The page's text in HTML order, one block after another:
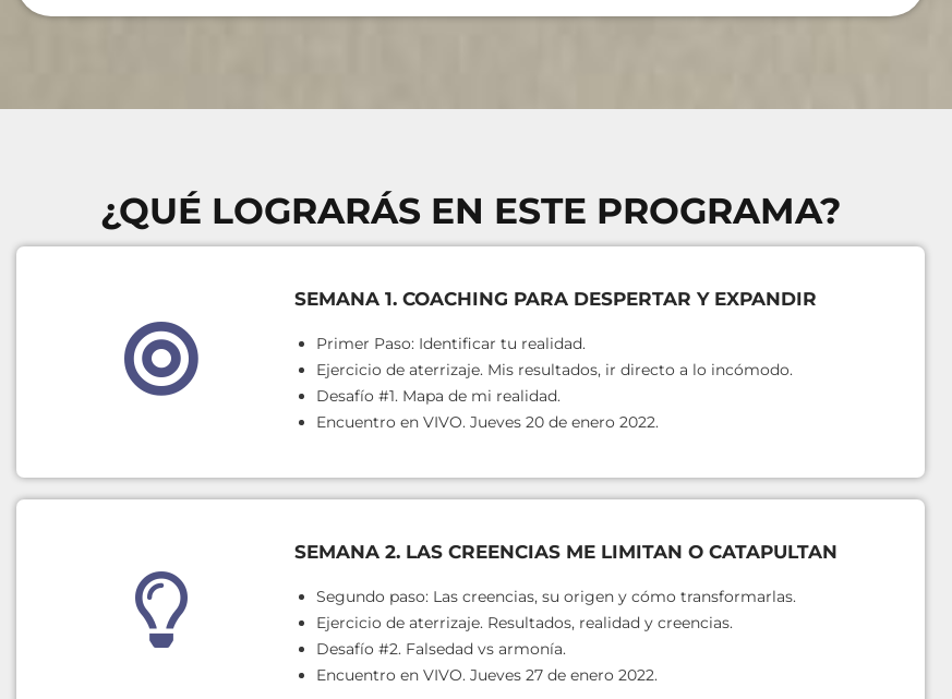
¿QUÉ LOGRARÁS EN ESTE PROGRAMA?
SEMANA 1. COACHING PARA DESPERTAR Y EXPANDIR
Primer Paso: Identificar tu realidad.
Ejercicio de aterrizaje. Mis resultados, ir directo a lo incómodo.
Desafío #1. Mapa de mi realidad.
Encuentro en VIVO. Jueves 20 de enero 2022.
SEMANA 2. LAS CREENCIAS ME LIMITAN O CATAPULTAN
Segundo paso: Las creencias, su origen y cómo transformarlas.
Ejercicio de aterrizaje. Resultados, realidad y creencias.
Desafío #2. Falsedad vs armonía.
Encuentro en VIVO. Jueves 27 de enero 2022.